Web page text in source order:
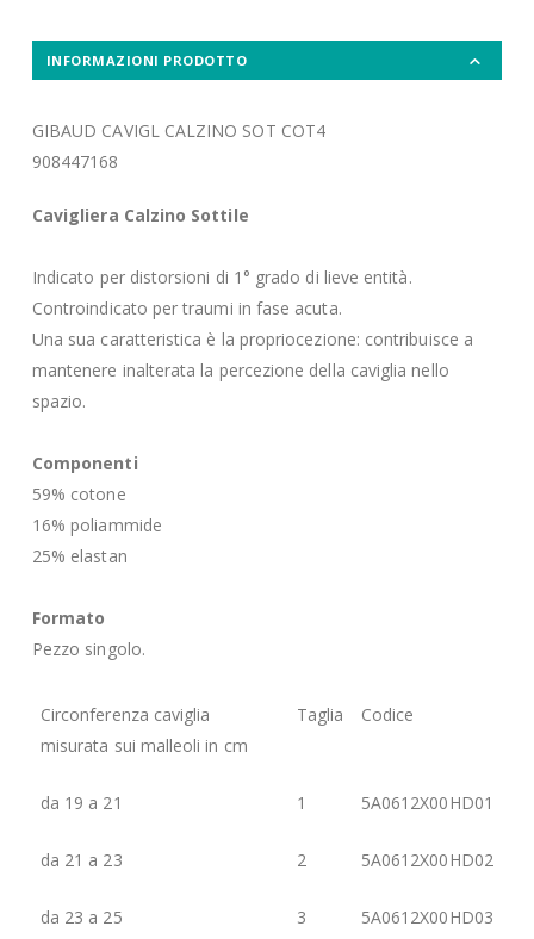
INFORMAZIONI PRODOTTO
GIBAUD CAVIGL CALZINO SOT COT4
908447168
Cavigliera Calzino Sottile
Indicato per distorsioni di 1° grado di lieve entità.
Controindicato per traumi in fase acuta.
Una sua caratteristica è la propriocezione: contribuisce a
mantenere inalterata la percezione della caviglia nello
spazio.
Componenti
59% cotone
16% poliammide
25% elastan
Formato
Pezzo singolo.
Circonferenza caviglia
misurata sui malleoli in cm
Taglia Codice
da 19 a 21 1 5A0612X00HD01
da 21 a 23 2 5A0612X00HD02
da 23 a 25 3 5A0612X00HD03